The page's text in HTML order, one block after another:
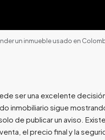
un inmueble usado en
ser una excelente
inmobiliario sigue
de publicar un aviso.
el precio final y la